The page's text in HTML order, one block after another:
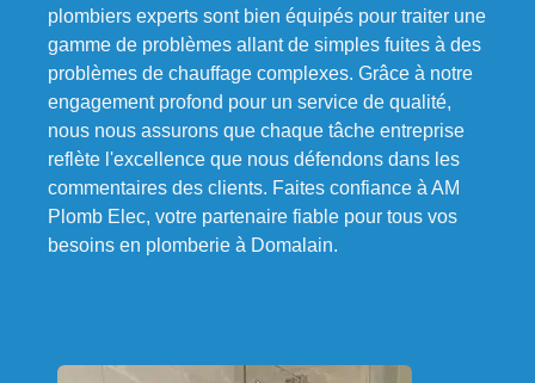
plombiers experts sont bien équipés pour traiter une
gamme de problèmes allant de simples fuites à des
problèmes de chauffage complexes. Grâce à notre
engagement profond pour un service de qualité,
nous nous assurons que chaque tâche entreprise
reflète l'excellence que nous défendons dans les
commentaires des clients. Faites confiance à AM
Plomb Elec, votre partenaire fiable pour tous vos
besoins en plomberie à Domalain.